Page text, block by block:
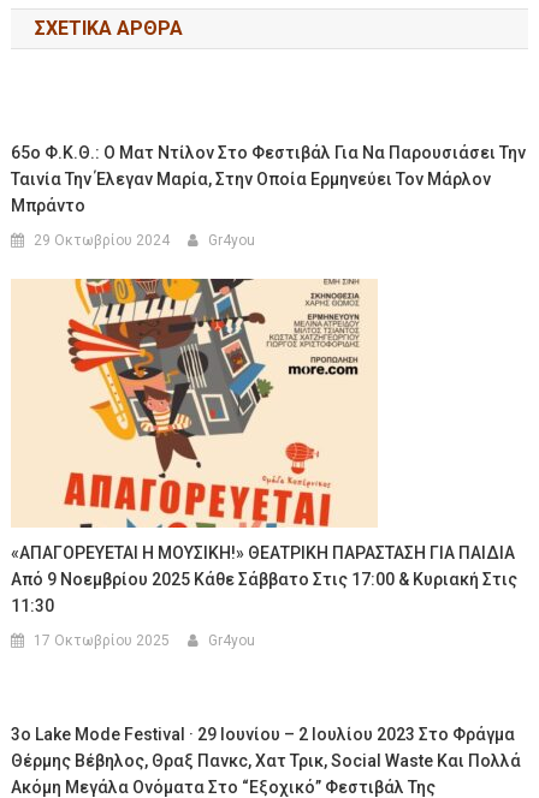
ΣΧΕΤΙΚΆ ΆΡΘΡΑ
65ο Φ.Κ.Θ.: Ο Ματ Ντίλον Στο Φεστιβάλ Για Να Παρουσιάσει Την
Ταινία Την Έλεγαν Μαρία, Στην Οποία Ερμηνεύει Τον Μάρλον
Μπράντο
29 Οκτωβρίου 2024 Gr4you
«ΑΠΑΓΟΡΕΥΕΤΑΙ Η ΜΟΥΣΙΚΗ!» ΘΕΑΤΡΙΚΗ ΠΑΡΑΣΤΑΣΗ ΓΙΑ ΠΑΙΔΙΑ
Από 9 Νοεμβρίου 2025 Κάθε Σάββατο Στις 17:00 & Κυριακή Στις
11:30
17 Οκτωβρίου 2025 Gr4you
3o Lake Mode Festival · 29 Ιουνίου – 2 Ιουλίου 2023 Στο Φράγμα
Θέρμης Βέβηλος, Θραξ Πανκc, Χατ Τρικ, Social Waste Και Πολλά
Ακόμη Μεγάλα Ονόματα Στο “εξοχικό” Φεστιβάλ Της